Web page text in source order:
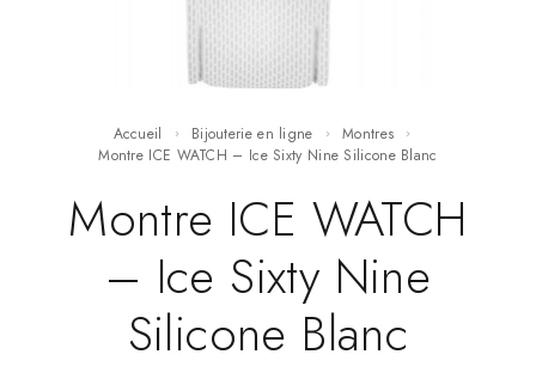
Accueil Bijouterie en ligne
Montres
Montre ICE WATCH – Ice Sixty Nine Silicone Blanc
Montre ICE WATCH
– Ice Sixty Nine
Silicone Blanc